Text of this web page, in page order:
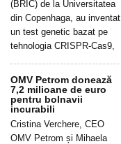
(BRIC) de la Universitatea
din Copenhaga, au inventat
un test genetic bazat pe
tehnologia CRISPR-Cas9,
OMV Petrom donează
7,2 milioane de euro
pentru bolnavii
incurabili
Cristina Verchere, CEO
OMV Petrom și Mihaela